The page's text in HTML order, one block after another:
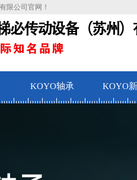
限公司官网！
KOYO轴承 KOYO